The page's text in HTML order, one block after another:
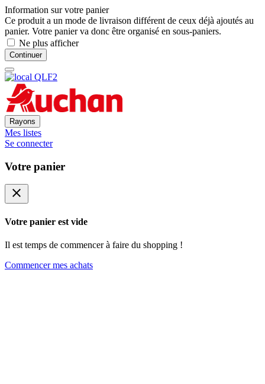
Information sur votre panier
Ce produit a un mode de livraison différent de ceux déjà ajoutés au
panier. Votre panier va donc être organisé en sous-paniers.
Ne plus afficher
Continuer
Rayons
Mes listes
Se connecter
Votre panier
close
Votre panier est vide
Il est temps de commencer à faire du shopping !
Commencer mes achats